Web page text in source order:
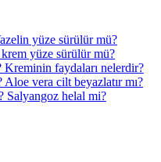
yüze sürülür mü?
yüze sürülür mü?
Kreminin faydaları nelerdir?
vera cilt beyazlatır mı?
Salyangoz helal mi?